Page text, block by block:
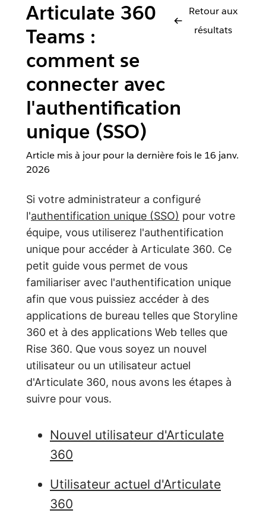
Articulate 360
Teams :
comment se
connecter avec
l'authentification
unique (SSO)
Retour aux
résultats
Article mis à jour pour la dernière fois le 16 janv.
2026
Si votre administrateur a configuré
l'authentification unique (SSO) pour votre
équipe, vous utiliserez l'authentification
unique pour accéder à Articulate 360. Ce
petit guide vous permet de vous
familiariser avec l'authentification unique
afin que vous puissiez accéder à des
applications de bureau telles que Storyline
360 et à des applications Web telles que
Rise 360. Que vous soyez un nouvel
utilisateur ou un utilisateur actuel
d'Articulate 360, nous avons les étapes à
suivre pour vous.
Nouvel utilisateur d'Articulate
360
Utilisateur actuel d'Articulate
360